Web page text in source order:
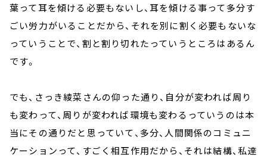
葉って耳を傾ける必要もないし、耳を傾ける事って多分す
ごい労力がいることだから、それを別に割く必要もないな
っていうことで、割と割り切れたっていうところはあるん
です。
でも、さっき綾菜さんの仰った通り、自分が変われば周り
も変わって、周りが変われば環境も変わるっていうのは本
当にその通りだと思っていて、多分、人間関係のコミュニ
ケーションって、すごく相互作用だから、それは結構、私達